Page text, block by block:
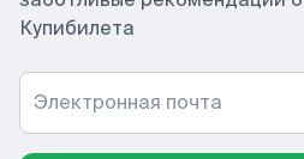
Купибилета
Электронная почта